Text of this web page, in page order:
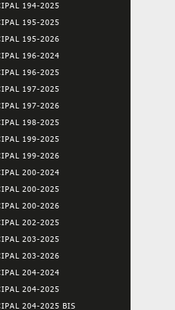
194-2025
195-2025
195-2026
196-2024
196-2025
197-2025
197-2026
198-2025
199-2025
199-2026
200-2024
200-2025
200-2026
202-2025
203-2025
203-2026
204-2024
204-2025
204-2025 BIS